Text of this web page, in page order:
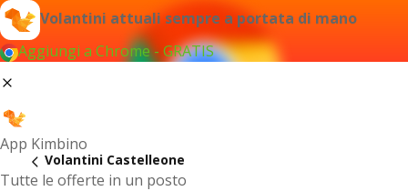
Volantini attuali sempre a portata di mano
Aggiungi a Chrome - GRATIS
App Kimbino
Tutte le offerte in un posto
Volantini Castelleone